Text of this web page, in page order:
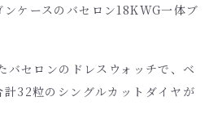
ケースのバセロン18KWG一体ブ
バセロンのドレスウォッチで、ベ
32粒のシングルカットダイヤが